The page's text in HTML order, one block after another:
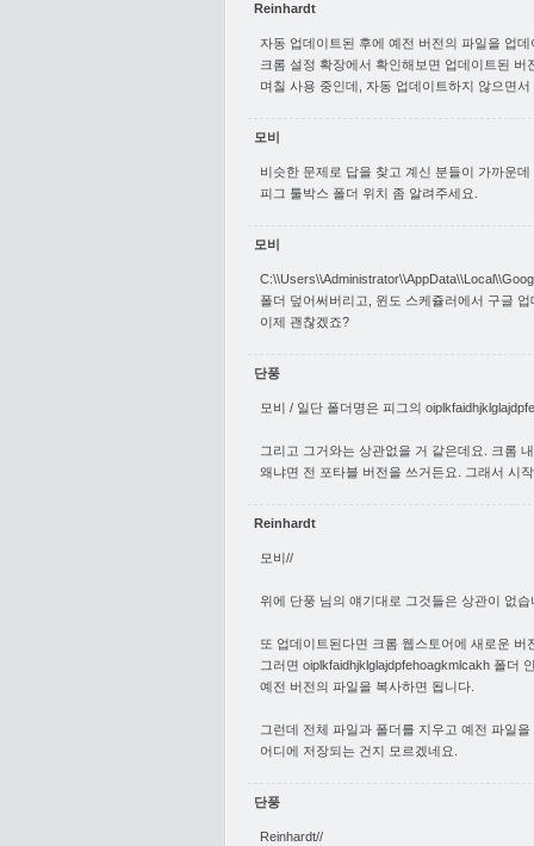
Reinhardt
자동 업데이트된 후에 예전 버전의 파일을 업
크롬 설정 확장에서 확인해보면 업데이트된 버
며칠 사용 중인데, 자동 업데이트하지 않으면
모비
비슷한 문제로 답을 찾고 계신 분들이 가까운데
피그 툴박스 폴더 위치 좀 알려주세요.
모비
폴더 덮어써버리고, 윈도 스케쥴러에서 구글
이제 괜찮겠죠?
단풍
모비 / 일단 폴더명은 피그의
그리고 그거와는 상관없을 거 같은데요. 크롬
왜냐면 전 포타블 버전을 쓰거든요. 그래서 시
Reinhardt
모비//
위에 단풍 님의 얘기대로 그것들은 상관이 없습
또 업데이트된다면 크롬 웹스토어에 새로운
그러면 oiplkfaidhjklglajdpfehoagkmlcakh 폴더
예전 버전의 파일을 복사하면 됩니다.
그런데 전체 파일과 폴더를 지우고 예전 파일
어디에 저장되는 건지 모르겠네요.
단풍
Reinhardt//